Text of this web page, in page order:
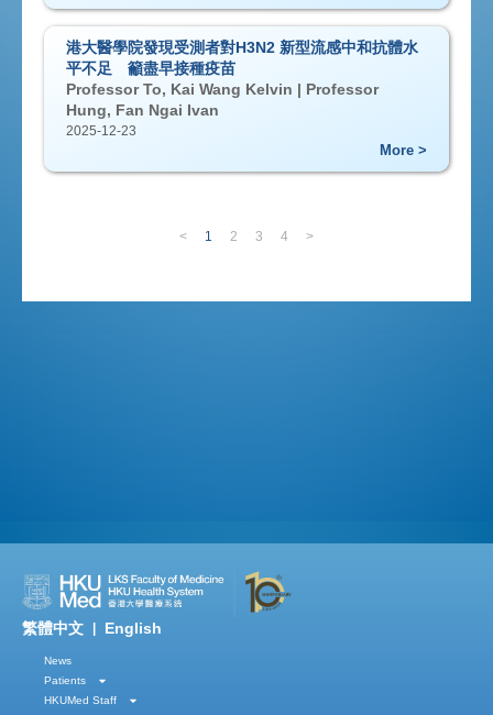
港大醫學院發現受測者對H3N2 新型流感中和抗體水
平不足 籲盡早接種疫苗
Professor To, Kai Wang Kelvin | Professor
Hung, Fan Ngai Ivan
2025-12-23
More >
< 1 2 3 4 >
繁體中文 English
News
Patients
HKUMed Staff